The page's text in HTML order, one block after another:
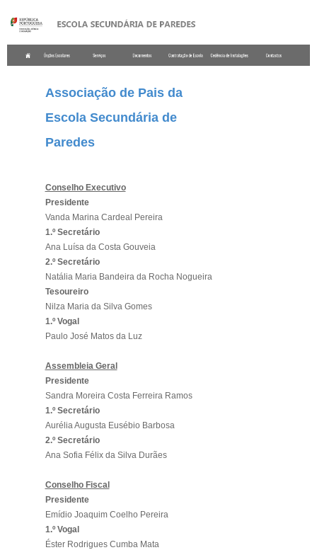
Associação de Pais da
Escola Secundária de
Paredes
Conselho Executivo
Presidente
Vanda Marina Cardeal Pereira
1.º Secretário
Ana Luísa da Costa Gouveia
2.º Secretário
Natália Maria Bandeira da Rocha Nogueira
Tesoureiro
Nilza Maria da Silva Gomes
1.º Vogal
Paulo José Matos da Luz
Assembleia Geral
Presidente
Sandra Moreira Costa Ferreira Ramos
1.º Secretário
Aurélia Augusta Eusébio Barbosa
2.º Secretário
Ana Sofia Félix da Silva Durães
Conselho Fiscal
Presidente
Emídio Joaquim Coelho Pereira
1.º Vogal
Éster Rodrigues Cumba Mata